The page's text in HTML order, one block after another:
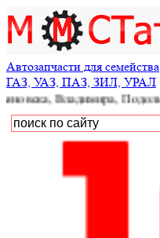
Автозапчасти для семейства
ГАЗ, УАЗ, ПАЗ, ЗИЛ, УРАЛ
Подольска